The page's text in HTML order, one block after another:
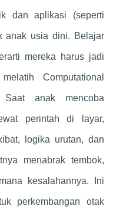
dan aplikasi (seperti
anak usia dini. Belajar
mereka harus jadi
Computational
Saat anak mencoba
perintah di layar,
logika urutan, dan
menabrak tembok,
kesalahannya. Ini
perkembangan otak